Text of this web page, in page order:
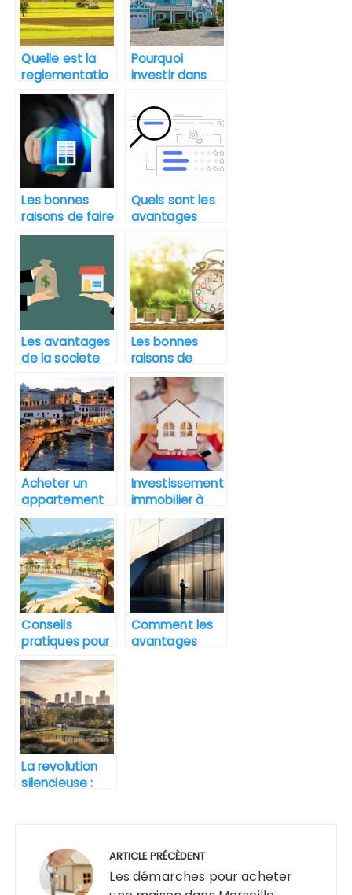
Quelle est la
reglementatio
n pour la vente
d’un terrain
agricole ?
Pourquoi
investir dans
Floride ?
Les bonnes
raisons de faire
appel à un
promoteur
foncier
Quels sont les
avantages
d’un moteur de
recherche
immobilier ?
Les avantages
de la societe
immobiliere
Les bonnes
raisons de
choisir La
Rochelle pour
votre
investissement
immobilier
Acheter un
appartement
en Espagne :
pourquoi et
comment ?
Investissement
immobilier à
Collioure : est-
ce une bonne
affaire ?
Conseils
pratiques pour
un achat
d’appartement
sur Nice :
astuces et
pièges à éviter
Comment les
avantages
La revolution
silencieuse :
immobiliers
post-Covid
l’article
ARTICLE PRÉCÈDENT
Les démarches pour acheter